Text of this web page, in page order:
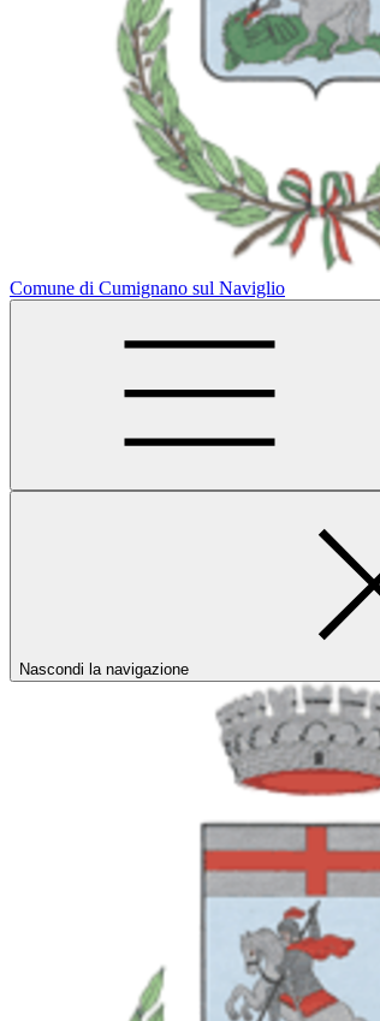
Comune di Cumignano sul Naviglio
Nascondi la navigazione